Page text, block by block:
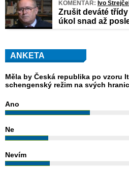
KOMENTÁŘ: Ivo
Zrušit deváté
úkol snad až
ANKETA
Měla by Česká republika po vzoru
schengenský režim na svých
Ano
Ne
Nevím